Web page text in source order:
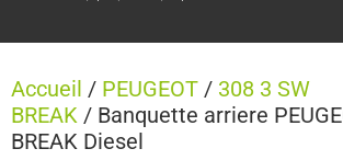
Accueil / PEUGEOT / 308 3 SW
BREAK / Banquette arriere
BREAK Diesel